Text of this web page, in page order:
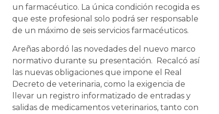
un farmacéutico. La única condición recogida es
que este profesional solo podrá ser responsable
de un máximo de seis servicios farmacéuticos.
Areñas abordó las novedades del nuevo marco
normativo durante su presentación. Recalcó así
las nuevas obligaciones que impone el Real
Decreto de veterinaria, como la exigencia de
llevar un registro informatizado de entradas y
salidas de medicamentos veterinarios, tanto con